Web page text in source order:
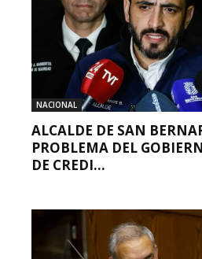
NACIONAL
ALCALDE DE SAN
PROBLEMA DEL
DE CREDI...